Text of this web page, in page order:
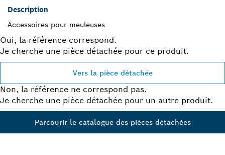
Description
Accessoires pour meuleuses
Oui, la référence correspond.
Je cherche une pièce détachée pour ce produit.
Vers la pièce détachée
Non, la référence ne correspond pas.
Je cherche une pièce détachée pour un autre produit.
Parcourir le catalogue des pièces détachées